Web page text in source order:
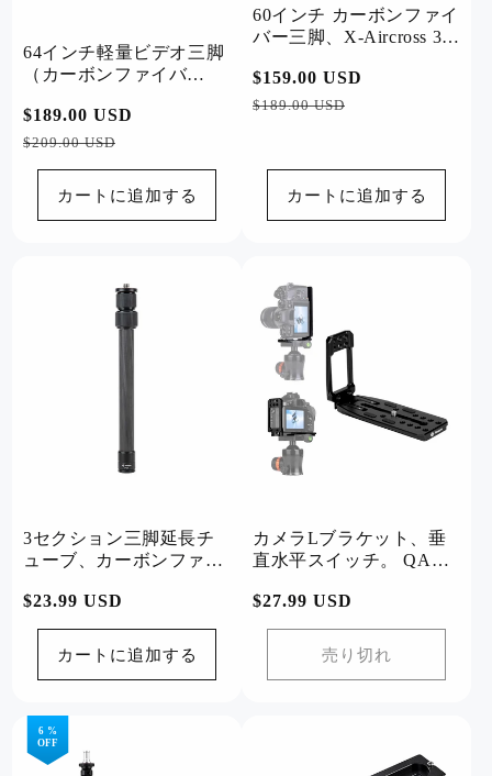
64インチ軽量ビデオ三脚
（カーボンファイバ
デオグレー
通
常
価
$189.00 USD
ル
価
格
$209.00 USD
カートに追加する
60インチ カーボンファイ
バー三脚、X-Aircross 3
通
常
$159.00 USD
格
$189.00 USD
カートに追加する
3セクション三脚延長チ
ューブ、カーボンファイ
通
常
格
$23.99 USD
カートに追加する
カメラLブラケット、垂
直水平スイッチ。 QAL-
通
常
格
$27.99 USD
売り切れ
6 %
OFF